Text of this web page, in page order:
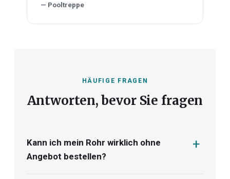
— Pooltreppe
HÄUFIGE FRAGEN
Antworten, bevor Sie fragen
Kann ich mein Rohr wirklich ohne
Angebot bestellen?